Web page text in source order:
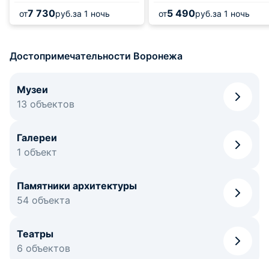
от7 730руб.за 1 ночь от5 490руб.за 1 ночь
Достопримечательности Воронежа
Музеи
13 объектов
Галереи
1 объект
Памятники архитектуры
54 объекта
Театры
6 объектов